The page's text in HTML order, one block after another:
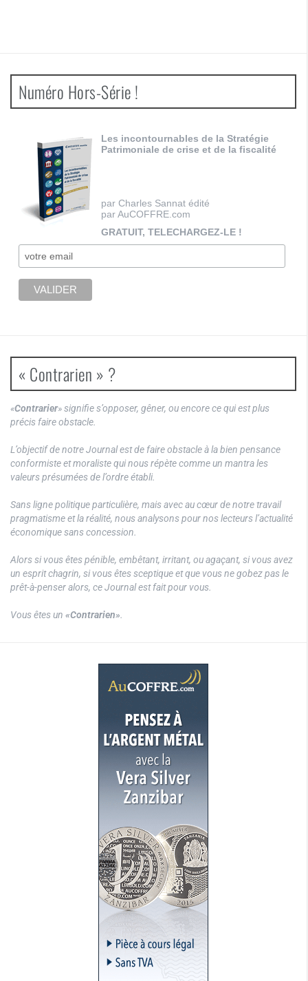
Numéro Hors-Série !
Les incontournables de la Stratégie
Patrimoniale de crise et de la fiscalité
par Charles Sannat édité
par AuCOFFRE.com
GRATUIT, TELECHARGEZ-LE !
« Contrarien » ?
«Contrarier» signifie s’opposer, gêner, ou encore ce qui est plus
précis faire obstacle.
L’objectif de notre Journal est de faire obstacle à la bien pensance
conformiste et moraliste qui nous répète comme un mantra les
valeurs présumées de l’ordre établi.
Sans ligne politique particulière, mais avec au cœur de notre travail
pragmatisme et la réalité, nous analysons pour nos lecteurs l’actualité
économique sans concession.
Alors si vous êtes pénible, embêtant, irritant, ou agaçant, si vous avez
un esprit chagrin, si vous êtes sceptique et que vous ne gobez pas le
prêt-à-penser alors, ce Journal est fait pour vous.
Vous êtes un «Contrarien».